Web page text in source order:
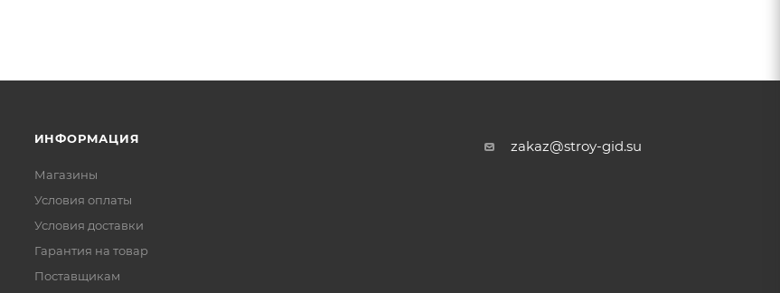
ИНФОРМАЦИЯ
Магазины
Условия оплаты
Условия доставки
Гарантия на товар
Поставщикам
zakaz@stroy-gid.su